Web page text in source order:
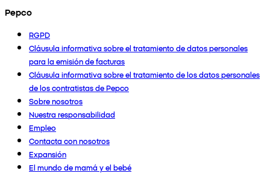
Pepco
RGPD
Cláusula informativa sobre el tratamiento de datos personales
para la emisión de facturas
Cláusula informativa sobre el tratamiento de los datos personales
de los contratistas de Pepco
Sobre nosotros
Nuestra responsabilidad
Empleo
Contacta con nosotros
Expansión
El mundo de mamá y el bebé